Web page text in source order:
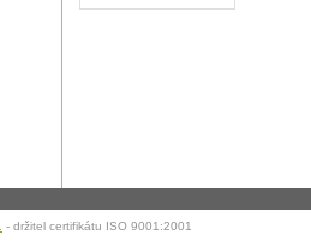
- držitel certifikátu ISO 9001:2001